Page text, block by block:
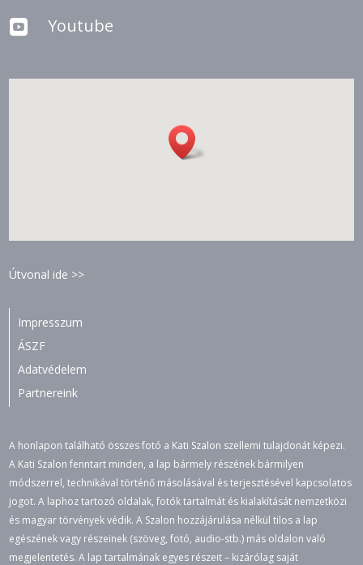
 Youtube
Útvonal ide >>
Impresszum
ÁSZF
Adatvédelem
Partnereink
A honlapon található összes fotó a Kati Szalon szellemi tulajdonát képezi.
A Kati Szalon fenntart minden, a lap bármely részének bármilyen
módszerrel, technikával történő másolásával és terjesztésével kapcsolatos
jogot. A laphoz tartozó oldalak, fotók tartalmát és kialakítását nemzetközi
és magyar törvények védik. A Szalon hozzájárulása nélkül tilos a lap
egészének vagy részeinek (szöveg, fotó, audio-stb.) más oldalon való
megjelentetés. A lap tartalmának egyes részeit – kizárólag saját